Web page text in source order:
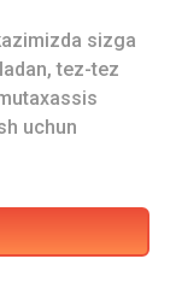
sizga
tez-tez
uchun